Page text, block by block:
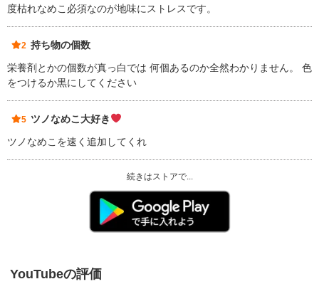
度枯れなめこ必須なのが地味にストレスです。
2 持ち物の個数
栄養剤とかの個数が真っ白では 何個あるのか全然わかりません。 色
をつけるか黒にしてください
5 ツノなめこ大好き
ツノなめこを速く追加してくれ
続きはストアで...
YouTubeの評価